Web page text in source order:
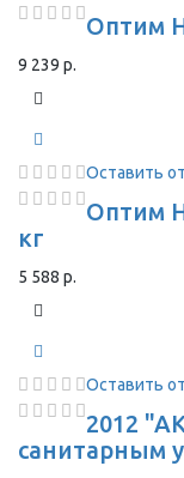
Оптим
9 239 р.
Оставить
Оптим
кг
5 588 р.
Оставить
2012
санитарным